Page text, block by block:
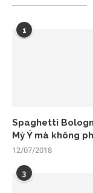
1
Spaghetti
Mỳ Ý mà không
12/07/2018
3